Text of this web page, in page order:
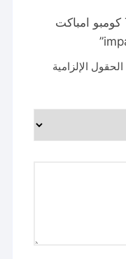
كن أول من يقيم “TCKLI20277 كومبو امباكت
الحقول الإلزامية